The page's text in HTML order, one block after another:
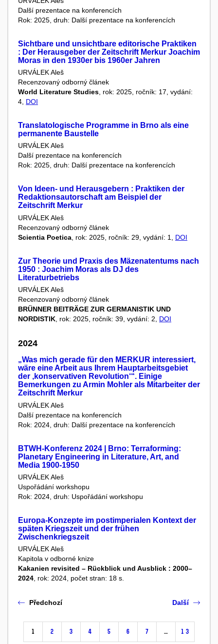
Další prezentace na konferencích
Rok: 2025, druh: Další prezentace na konferencích
Sichtbare und unsichtbare editorische Praktiken
: Der Herausgeber der Zeitschrift Merkur Joachim
Moras in den 1930er bis 1960er Jahren
URVÁLEK Aleš
Recenzovaný odborný článek
World Literature Studies , rok: 2025, ročník: 17, vydání:
4, DOI
Translatologische Programme in Brno als eine
permanente Baustelle
URVÁLEK Aleš
Další prezentace na konferencích
Rok: 2025, druh: Další prezentace na konferencích
Von Ideen- und Herausgebern : Praktiken der
Redaktionsautorschaft am Beispiel der
Zeitschrift Merkur
URVÁLEK Aleš
Recenzovaný odborný článek
Scientia Poetica , rok: 2025, ročník: 29, vydání: 1, DOI
Zur Theorie und Praxis des Mäzenatentums nach
1950 : Joachim Moras als DJ des
Literaturbetriebs
URVÁLEK Aleš
Recenzovaný odborný článek
BRÜNNER BEITRÄGE ZUR GERMANISTIK UND
NORDISTIK , rok: 2025, ročník: 39, vydání: 2, DOI
2024
„Was mich gerade für den MERKUR interessiert,
wäre eine Arbeit aus Ihrem Hauptarbeitsgebiet
der ‚konservativen Revolution‘“. Einige
Bemerkungen zu Armin Mohler als Mitarbeiter der
Zeitschrift Merkur
URVÁLEK Aleš
Další prezentace na konferencích
Rok: 2024, druh: Další prezentace na konferencích
BTWH-Konferenz 2024 | Brno: Terraforming:
Planetary Engineering in Literature, Art, and
Media 1900-1950
URVÁLEK Aleš
Uspořádání workshopu
Rok: 2024, druh: Uspořádání workshopu
Europa-Konzepte im postimperialen Kontext der
späten Kriegszeit und der frühen
Zwischenkriegszeit
URVÁLEK Aleš
Kapitola v odborné knize
Kakanien revisited – Rückblick und Ausblick : 2000–
2024 , rok: 2024, počet stran: 18 s.
Předchozí
1 2 3 4 5 6 7 … 13
Další